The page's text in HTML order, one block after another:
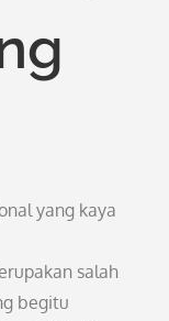
yang kaya
salah
begitu